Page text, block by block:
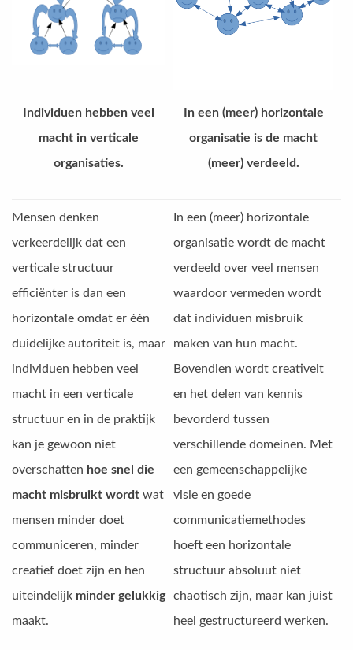
Individuen hebben veel
macht in verticale
organisaties.
In een (meer) horizontale
organisatie is de macht
(meer) verdeeld.
Mensen denken
verkeerdelijk dat een
verticale structuur
efficiënter is dan een
horizontale omdat er één
duidelijke autoriteit is, maar
individuen hebben veel
macht in een verticale
structuur en in de praktijk
kan je gewoon niet
overschatten hoe snel die
macht misbruikt wordt wat
mensen minder doet
communiceren, minder
creatief doet zijn en hen
uiteindelijk minder gelukkig
maakt.
In een (meer) horizontale
organisatie wordt de macht
verdeeld over veel mensen
waardoor vermeden wordt
dat individuen misbruik
maken van hun macht.
Bovendien wordt creativeit
en het delen van kennis
bevorderd tussen
verschillende domeinen. Met
een gemeenschappelijke
visie en goede
communicatiemethodes
hoeft een horizontale
structuur absoluut niet
chaotisch zijn, maar kan juist
heel gestructureerd werken.